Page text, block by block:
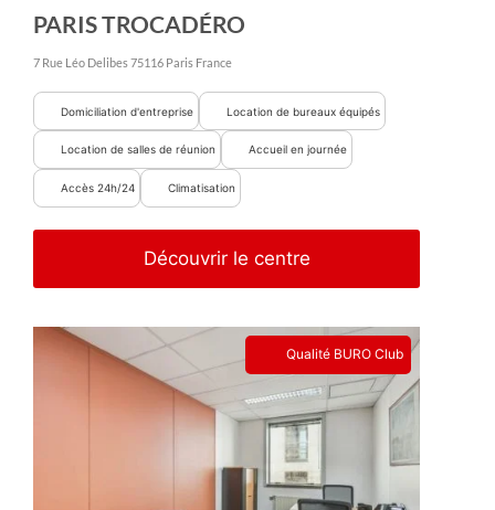
PARIS TROCADÉRO
7 Rue Léo Delibes75116 Paris France
Domiciliation d'entreprise Location de bureaux équipés
Location de salles de réunion Accueil en journée
Accès 24h/24 Climatisation
Découvrir le centre
Qualité BURO Club